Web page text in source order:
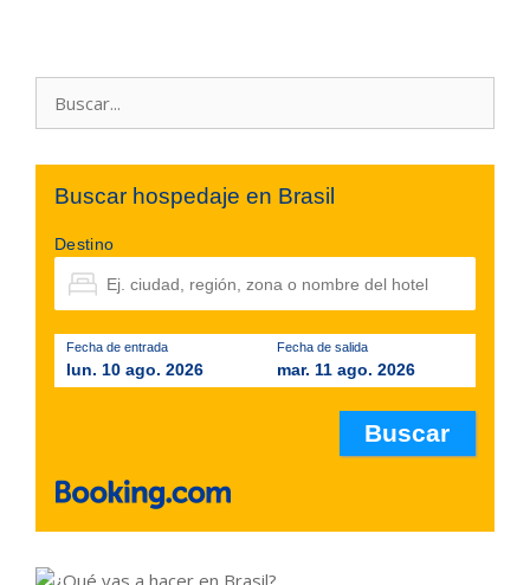
Buscar hospedaje en Brasil
Destino
Fecha de entrada
lun. 10 ago. 2026
Fecha de salida
mar. 11 ago. 2026